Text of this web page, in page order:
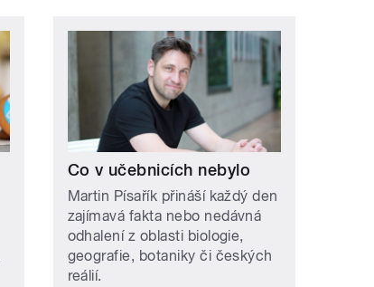
Co v učebnicích nebylo
Martin Písařík přináší každý den
zajímavá fakta nebo nedávná
odhalení z oblasti biologie,
geografie, botaniky či českých
reálií.